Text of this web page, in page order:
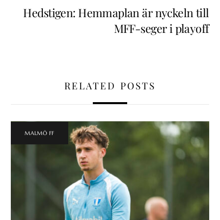
Hedstigen: Hemmaplan är nyckeln till
MFF-seger i playoff
RELATED POSTS
MALMÖ FF